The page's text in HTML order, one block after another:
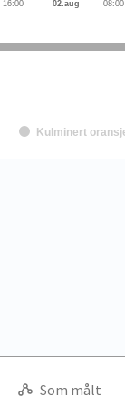
Kulminert
02.aug
16:00 08:00
Som målt